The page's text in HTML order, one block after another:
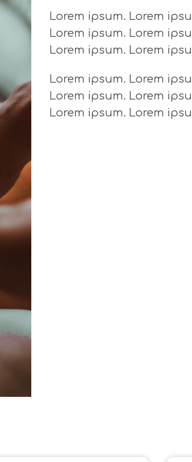
Lorem ipsum. Lorem
Lorem ipsum. Lorem
Lorem ipsum. Lorem
Lorem ipsum. Lorem
Lorem ipsum. Lorem
Lorem ipsum. Lorem